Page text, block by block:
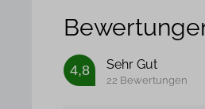
4,8 Sehr Gut
22 Bewertungen